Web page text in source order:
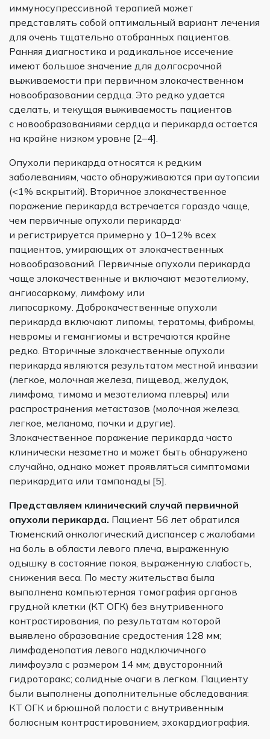
иммуносупрессивной терапией может
представлять собой оптимальный вариант лечения
для очень тщательно отобранных пациентов.
Ранняя диагностика и радикальное иссечение
имеют большое значение для долгосрочной
выживаемости при первичном злокачественном
новообразовании сердца. Это редко удается
сделать, и текущая выживаемость пациентов
с новообразованиями сердца и перикарда остается
на крайне низком уровне [2–4].
Опухоли перикарда относятся к редким
заболеваниям, часто обнаруживаются при аутопсии
(<1% вскрытий). Вторичное злокачественное
поражение перикарда встречается гораздо чаще,
чем первичные опухоли перикарда
и регистрируется примерно у 10–12% всех
пациентов, умирающих от злокачественных
новообразований. Первичные опухоли перикарда
чаще злокачественные и включают мезотелиому,
ангиосаркому, лимфому или
липосаркому. Доброкачественные опухоли
перикарда включают липомы, тератомы, фибромы,
невромы и гемангиомы и встречаются крайне
редко. Вторичные злокачественные опухоли
перикарда являются результатом местной инвазии
(легкое, молочная железа, пищевод, желудок,
лимфома, тимома и мезотелиома плевры) или
распространения метастазов (молочная железа,
легкое, меланома, почки и другие).
Злокачественное поражение перикарда часто
клинически незаметно и может быть обнаружено
случайно, однако может проявляться симптомами
перикардита или тампонады [5].
Представляем клинический случай первичной
опухоли перикарда. Пациент 56 лет обратился
Тюменский онкологический диспансер с жалобами
на боль в области левого плеча, выраженную
одышку в состояние покоя, выраженную слабость,
снижения веса. По месту жительства была
выполнена компьютерная томография органов
грудной клетки (КТ ОГК) без внутривенного
контрастирования, по результатам которой
выявлено образование средостения 128 мм;
лимфаденопатия левого надключичного
лимфоузла с размером 14 мм; двусторонний
гидроторакс; солидные очаги в легком. Пациенту
были выполнены дополнительные обследования:
КТ ОГК и брюшной полости с внутривенным
болюсным контрастированием, эхокардиография.